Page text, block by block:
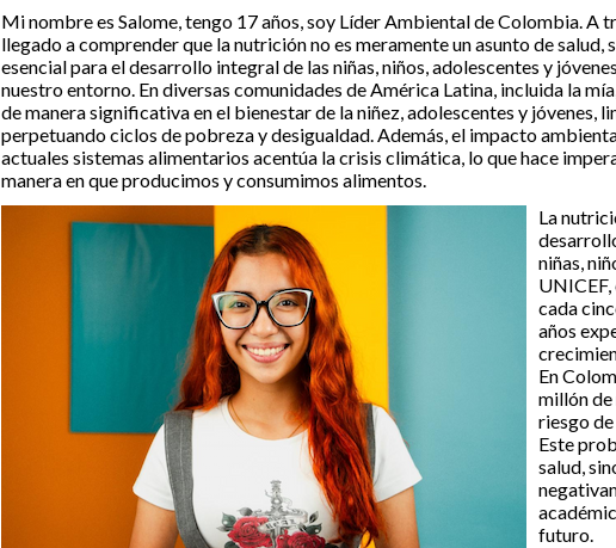
Mi nombre es Salome, tengo 17 años, soy Líder Ambiental de Colombia. A
llegado a comprender que la nutrición no es meramente un asunto de salud,
esencial para el desarrollo integral de las niñas, niños, adolescentes y
nuestro entorno. En diversas comunidades de América Latina, incluida la
de manera significativa en el bienestar de la niñez, adolescentes y jóvenes,
perpetuando ciclos de pobreza y desigualdad. Además, el impacto
actuales sistemas alimentarios acentúa la crisis climática, lo que hace
manera en que producimos y consumimos alimentos.
La
niñas,
UNICEF,
cada
años
En
millón de
riesgo
Este
salud,
futuro.